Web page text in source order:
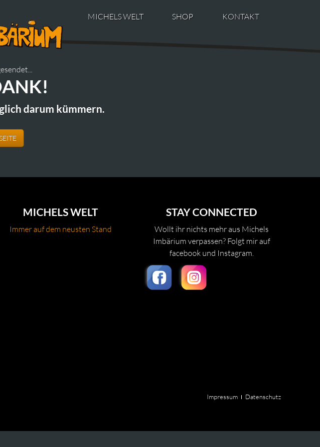
MICHELS WELT SHOP KONTAKT
darum kümmern.
MICHELS WELT
Immer auf dem neusten Stand
STAY CONNECTED
Wollt ihr nichts mehr aus Michels
Imbärium verpassen? Folgt mir auf
facebook und Instagram.
Impressum Datenschutz